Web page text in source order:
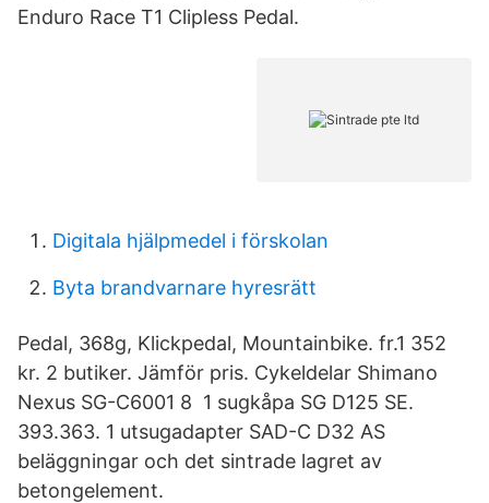
Enduro Race T1 Clipless Pedal.
Digitala hjälpmedel i förskolan
Byta brandvarnare hyresrätt
Pedal, 368g, Klickpedal, Mountainbike. fr.1 352
kr. 2 butiker. Jämför pris. Cykeldelar Shimano
Nexus SG-C6001 8 1 sugkåpa SG D125 SE.
393.363. 1 utsugadapter SAD-C D32 AS
beläggningar och det sintrade lagret av
betongelement.